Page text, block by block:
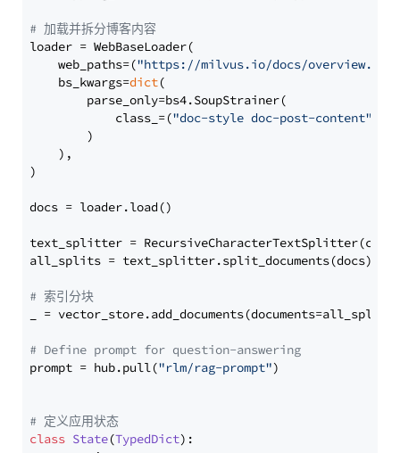
# 加载并拆分博客内容
loader = WebBaseLoader(
    web_paths=(
"https://milvus.io/docs/overview.md"
    bs_kwargs=
dict(
        parse_only=bs4.SoupStrainer(
            class_=(
"doc-style doc-post-content"
        )
    ),
)
docs = loader.load()
text_splitter =
all_splits = text_splitter.split_documents(docs)
# 索引分块
_ = vector_store.add_documents(documents=all_splits)
# Define prompt for question-answering
prompt = hub.pull("rlm/rag-prompt")
# 定义应用状态
class State(TypedDict):